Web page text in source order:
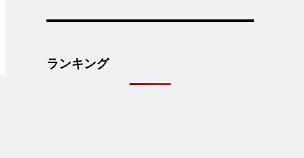
ランキング